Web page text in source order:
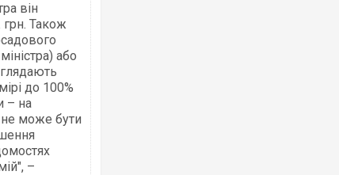
він
грн. Також
або
до 100%
– на
не може бути
–